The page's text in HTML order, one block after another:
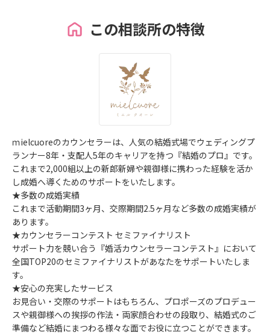
この相談所の特徴
ｍielcuoreのカウンセラーは、人気の結婚式場でウェディングプ
ランナー8年・支配人5年のキャリアを持つ『結婚のプロ』です。
これまで2,000組以上の新郎新婦や親御様に携わった経験を活か
し成婚へ導くためのサポートをいたします。
★多数の成婚実績
これまで活動期間3ヶ月、交際期間2.5ヶ月など多数の成婚実績が
あります。
★カウンセラーコンテスト セミファイナリスト
サポート力を競い合う『婚活カウンセラーコンテスト』において
全国TOP20のセミファイナリストがあなたをサポートいたしま
す。
★安心の充実したサービス
お見合い・交際のサポートはもちろん、プロポーズのプロデュー
スや親御様への挨拶の作法・両家顔合わせの段取り、結婚式のご
準備など結婚にまつわる様々な面でお役に立つことができます。